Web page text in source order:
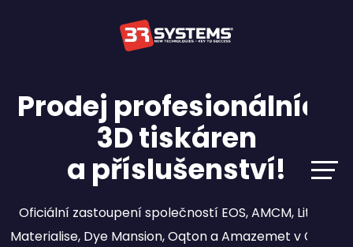
Prodej profesionálních
3D tiskáren
a příslušenství!
Oficiální zastoupení společností EOS, AMCM, Lithoz,
Materialise, Dye Mansion, Oqton a Amazemet v České